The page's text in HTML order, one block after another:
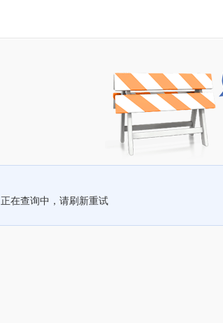
正在查询中，请刷新重试